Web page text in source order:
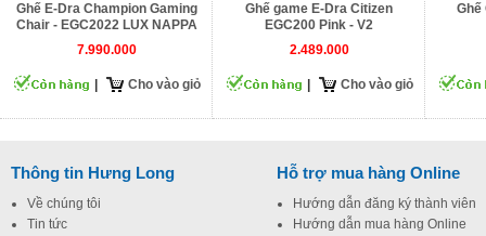
Ghế E-Dra Champion Gaming
Chair - EGC2022 LUX NAPPA
7.990.000
Cho vào giỏ
Ghế game E-Dra Citizen
EGC200 Pink - V2
2.489.000
Cho vào giỏ
Ghế
Thông tin Hưng Long
Về chúng tôi
Tin tức
Hỗ trợ mua hàng Online
Hướng dẫn đăng ký thành viên
Hướng dẫn mua hàng Online